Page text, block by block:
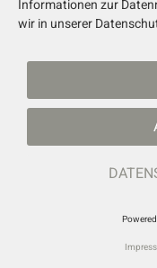
Informationen zur
wir in unserer